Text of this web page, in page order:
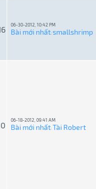
06-30-2012, 10:42 PM
Bài mới nhất:smallshrimp
06-18-2012, 09:41 AM
Bài mới nhất:Tài Robert